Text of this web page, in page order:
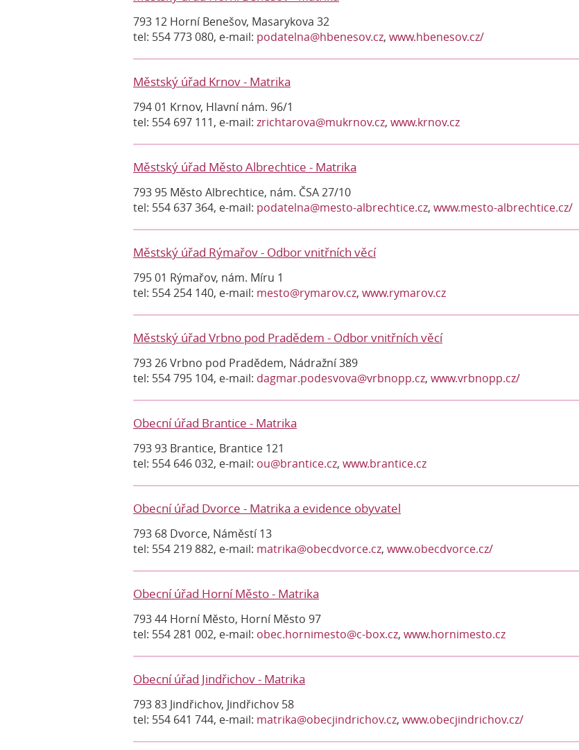
793 12 Horní Benešov, Masarykova 32
tel: 554 773 080, e-mail: podatelna@hbenesov.cz, www.hbenesov.cz/
Městský úřad Krnov - Matrika
794 01 Krnov, Hlavní nám. 96/1
tel: 554 697 111, e-mail: zrichtarova@mukrnov.cz, www.krnov.cz
Městský úřad Město Albrechtice - Matrika
793 95 Město Albrechtice, nám. ČSA 27/10
tel: 554 637 364, e-mail: podatelna@mesto-albrechtice.cz, www.mesto-albrechtice.cz/
Městský úřad Rýmařov - Odbor vnitřních věcí
795 01 Rýmařov, nám. Míru 1
tel: 554 254 140, e-mail: mesto@rymarov.cz, www.rymarov.cz
Městský úřad Vrbno pod Pradědem - Odbor vnitřních věcí
793 26 Vrbno pod Pradědem, Nádražní 389
tel: 554 795 104, e-mail: dagmar.podesvova@vrbnopp.cz, www.vrbnopp.cz/
Obecní úřad Brantice - Matrika
793 93 Brantice, Brantice 121
tel: 554 646 032, e-mail: ou@brantice.cz, www.brantice.cz
Obecní úřad Dvorce - Matrika a evidence obyvatel
793 68 Dvorce, Náměstí 13
tel: 554 219 882, e-mail: matrika@obecdvorce.cz, www.obecdvorce.cz/
Obecní úřad Horní Město - Matrika
793 44 Horní Město, Horní Město 97
tel: 554 281 002, e-mail: obec.hornimesto@c-box.cz, www.hornimesto.cz
Obecní úřad Jindřichov - Matrika
793 83 Jindřichov, Jindřichov 58
tel: 554 641 744, e-mail: matrika@obecjindrichov.cz, www.obecjindrichov.cz/